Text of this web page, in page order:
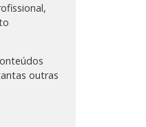
outras